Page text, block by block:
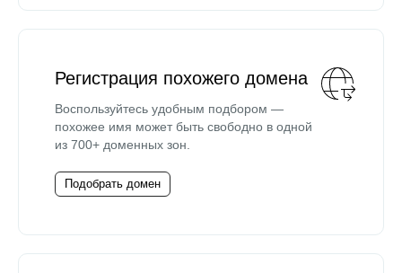
Регистрация похожего домена
Воспользуйтесь удобным подбором —
похожее имя может быть свободно в одной
из 700+ доменных зон.
Подобрать домен